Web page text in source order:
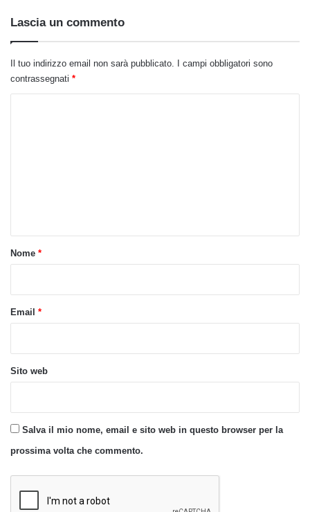
Lascia un commento
Il tuo indirizzo email non sarà pubblicato.
I campi obbligatori sono
contrassegnati *
oNome *
Email *
Sito web
Salva il mio nome, email e sito web in questo browser per la
prossima volta che commento.